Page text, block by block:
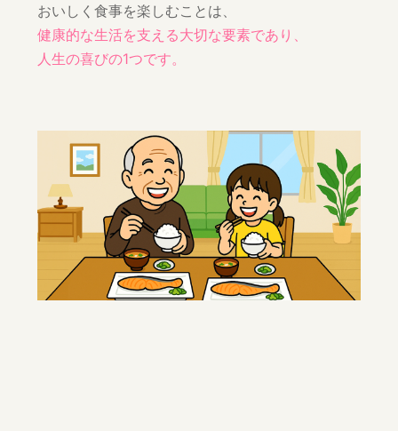
おいしく食事を楽しむことは、
健康的な生活を支える大切な要素であり、
人生の喜びの1つです。